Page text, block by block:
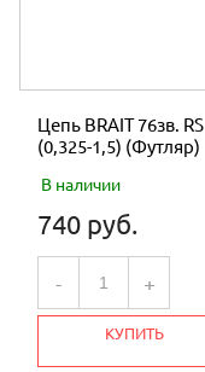
Цепь BRAIT 76зв. RS
(0,325-1,5) (Футляр)
В наличии
740 руб.
- +
КУПИТЬ